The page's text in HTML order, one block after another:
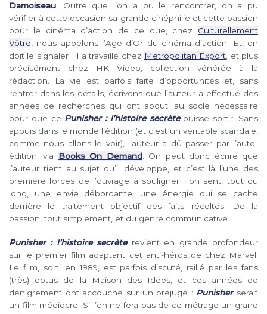
Damoiseau . Outre que l’on a pu le rencontrer, on a pu
vérifier à cette occasion sa grande cinéphilie et cette passion
pour le cinéma d’action de ce que, chez Culturellement
Vôtre , nous appelons l’Age d’Or du cinéma d’action. Et, on
doit le signaler : il a travaillé chez Metropolitan Export , et plus
précisément chez HK Video, collection vénérée à la
rédaction. La vie est parfois faite d’opportunités et, sans
rentrer dans les détails, écrivons que l’auteur a effectué des
années de recherches qui ont abouti au socle nécessaire
pour que ce Punisher : l’histoire secrètepuisse sortir. Sans
appuis dans le monde l’édition (et c’est un véritable scandale,
comme nous allons le voir), l’auteur a dû passer par l’auto-
édition, via Books On Demand. On peut donc écrire que
l’auteur tient au sujet qu’il développe, et c’est là l’une des
première forces de l’ouvrage à souligner : on sent, tout du
long, une envie débordante, une énergie qui se cache
derrière le traitement objectif des faits récoltés. De la
passion, tout simplement, et du genre communicative.
Punisher : l’histoire secrèterevient en grande profondeur
sur le premier film adaptant cet anti-héros de chez Marvel.
Le film, sorti en 1989, est parfois discuté, raillé par les fans
(très) obtus de la Maison des Idées, et ces années de
dénigrement ont accouché sur un préjugé : Punisher serait
un film médiocre. Si l’on ne fera pas de ce métrage un grand